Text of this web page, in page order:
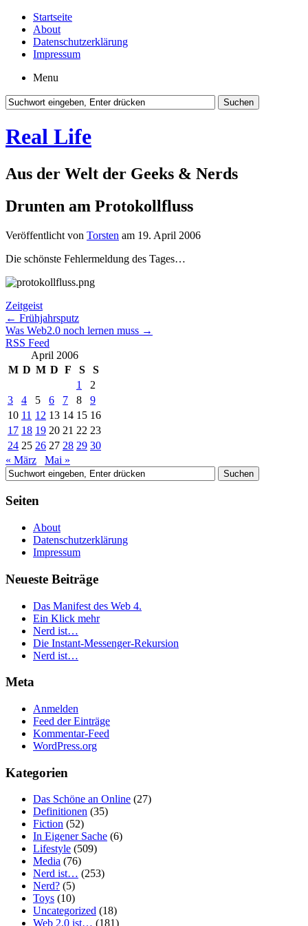
Startseite
About
Datenschutzerklärung
Impressum
Menu
Real Life
Aus der Welt der Geeks & Nerds
Drunten am Protokollfluss
Veröffentlicht von Torsten am 19. April 2006
Die schönste Fehlermeldung des Tages…
Zeitgeist
← Frühjahrsputz
Was Web2.0 noch lernen muss →
RSS Feed
April 2006
M D M D F S
S
1
2
3
4 5 6 7 8
9
10 11 12 13 14 15 16
17 18 19 20 21 22 23
24 25 26 27 28 29 30
« März
Mai »
Seiten
About
Datenschutzerklärung
Impressum
Neueste Beiträge
Das Manifest des Web 4.
Ein Klick mehr
Nerd ist…
Die Instant-Messenger-Rekursion
Nerd ist…
Meta
Anmelden
Feed der Einträge
Kommentar-Feed
WordPress.org
Kategorien
Das Schöne an Online (27)
Definitionen (35)
Fiction (52)
In Eigener Sache (6)
Lifestyle (509)
Media (76)
Nerd ist… (253)
Nerd? (5)
Toys (10)
Uncategorized (18)
Web 2.0 ist… (181)